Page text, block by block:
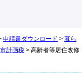
申請書ダウンロード > 暮ら
計画税 > 高齢者等居住改修